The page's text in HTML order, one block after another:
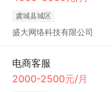
虞城县城区
盛大网络科技有限公司
电商客服
2000-2500元/月